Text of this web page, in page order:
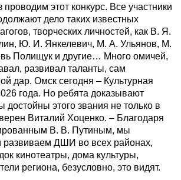
этот конкурс. Все участники
дело таких известных
творческих личностей, как В. Я.
Ю. И. Янкелевич, М. А. Ульянов, М.
Полищук и другие… Много омичей,
развивал таланты, сам
дар. Омск сегодня – Культурная
года. Но ребята доказывают
достойны этого звания не только в
Виталий Хоценко. – Благодаря
В. В. Путиным, мы
развиваем ДШИ во всех районах,
кинотеатры, дома культуры,
региона, безусловно, это видят.